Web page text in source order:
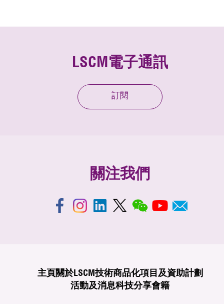
LSCM電子通訊
訂閱
關注我們
主頁關於LSCM技術商品化項目及資助計劃
活動及消息科技分享會籍